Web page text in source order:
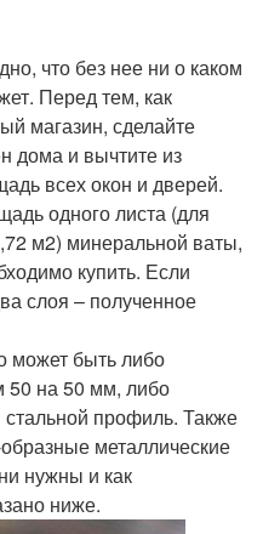
что без нее ни о каком
Перед тем, как
магазин, сделайте
дома и вычтите из
всех окон и дверей.
одного листа (для
м2) минеральной ваты,
купить. Если
слоя – полученное
может быть либо
50 на 50 мм, либо
профиль. Также
металлические
нужны и как
ниже.